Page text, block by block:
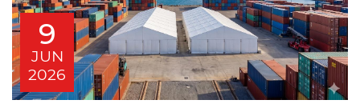
9
JUN
2026